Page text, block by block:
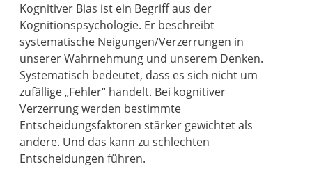
Kognitiver Bias ist ein Begriff aus der
Kognitionspsychologie. Er beschreibt
systematische Neigungen/Verzerrungen in
unserer Wahrnehmung und unserem Denken.
Systematisch bedeutet, dass es sich nicht um
zufällige „Fehler“ handelt. Bei kognitiver
Verzerrung werden bestimmte
Entscheidungsfaktoren stärker gewichtet als
andere. Und das kann zu schlechten
Entscheidungen führen.